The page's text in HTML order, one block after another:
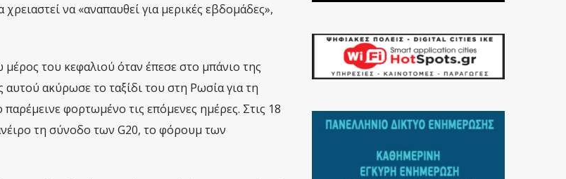
να «αναπαυθεί για μερικές εβδομάδες»,
του κεφαλιού όταν έπεσε στο μπάνιο της
ακύρωσε το ταξίδι του στη Ρωσία για τη
φορτωμένο τις επόμενες ημέρες. Στις 18
τη σύνοδο των G20, το φόρουμ των